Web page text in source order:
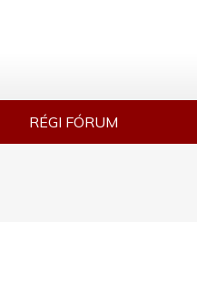
RÉGI FÓRUM